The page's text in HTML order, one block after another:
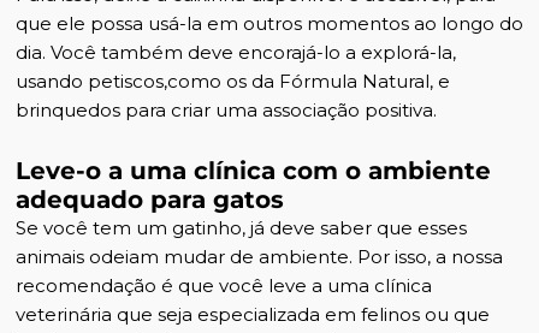
que ele possa usá-la em outros momentos ao longo do
dia. Você também deve encorajá-lo a explorá-la,
usando petiscos,como os da Fórmula Natural, e
brinquedos para criar uma associação positiva.
Leve-o a uma clínica com o ambiente
adequado para gatos
Se você tem um gatinho, já deve saber que esses
animais odeiam mudar de ambiente. Por isso, a nossa
recomendação é que você leve a uma clínica
veterinária que seja especializada em felinos ou que